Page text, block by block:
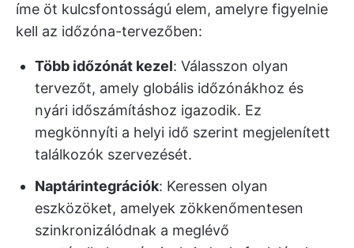
íme öt kulcsfontosságú elem, amelyre figyelnie
kell az időzóna-tervezőben:
Több időzónát kezel: Válasszon olyan
tervezőt, amely globális időzónákhoz és
nyári időszámításhoz igazodik. Ez
megkönnyíti a helyi idő szerint megjelenített
találkozók szervezését.
Naptárintegrációk: Keressen olyan
eszközöket, amelyek zökkenőmentesen
szinkronizálódnak a meglévő